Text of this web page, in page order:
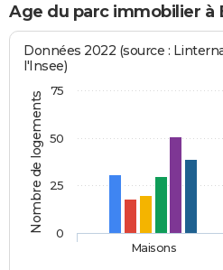
Age du parc immobilier à
Nombre de logements
Données 2022 (source :
l'Insee)
Maisons
0
25
50
75